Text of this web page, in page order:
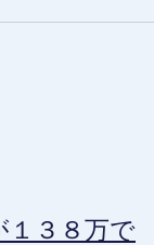
３８万で